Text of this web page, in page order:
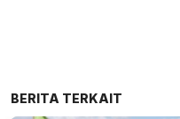
BERITA TERKAIT